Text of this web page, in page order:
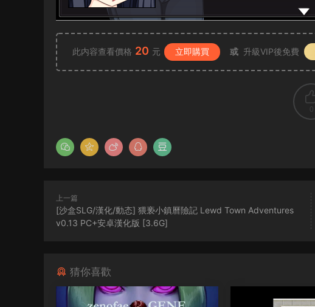
此内容查看價格 20 元 立即購買 或 升級VIP後免費
0
上一篇
[沙盒SLG/漢化/動态] 猥亵小鎮曆險記 Lewd Town Adventures
v0.13 PC+安卓漢化版 [3.6G]
猜你喜歡